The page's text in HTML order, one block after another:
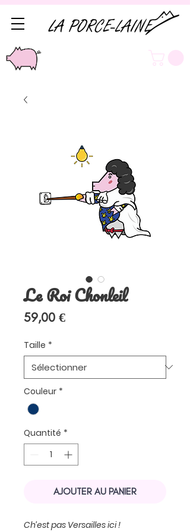
Le Roi Chonleil
59,00 €Prix
Taille *
Couleur *
Quantité *
AJOUTER AU PANIER
Ch’est pas Versailles ici !